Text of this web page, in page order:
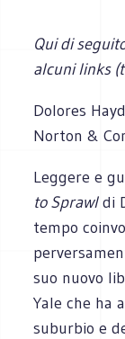
Qui di
alcuni links
Dolores
Norton &
Leggere e
to Sprawldi
tempo
suo nuovo
Yale che ha
suburbio e